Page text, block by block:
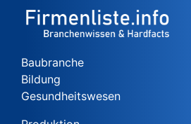
Baubranche
Bildung
Gesundheitswesen